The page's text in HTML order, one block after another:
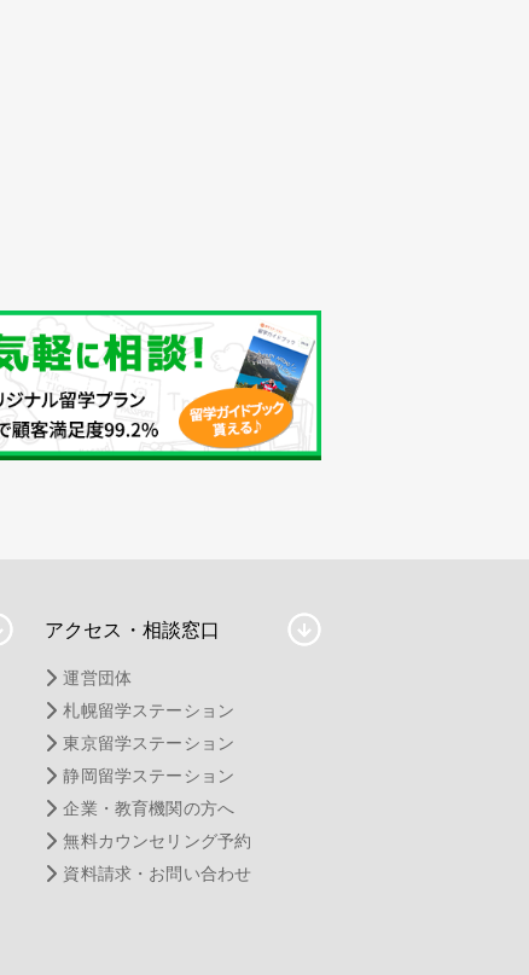
アクセス・相談窓口
運営団体
札幌留学ステーション
東京留学ステーション
静岡留学ステーション
企業・教育機関の方へ
無料カウンセリング予約
資料請求・お問い合わせ